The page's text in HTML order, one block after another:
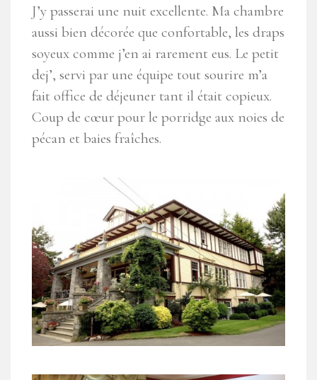
J’y passerai une nuit excellente. Ma chambre
aussi bien décorée que confortable, les draps
soyeux comme j’en ai rarement eus. Le petit
dej’, servi par une équipe tout sourire m’a
fait office de déjeuner tant il était copieux.
Coup de cœur pour le porridge aux noies de
pécan et baies fraîches.